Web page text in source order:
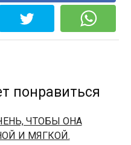
понравиться